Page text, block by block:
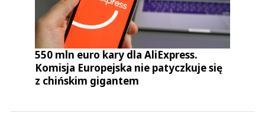
550 mln euro kary dla AliExpress.
Komisja Europejska nie patyczkuje się
z chińskim gigantem